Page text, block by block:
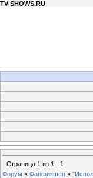
TV-SHOWS.RU
Страница 1 из 1
1
Форум » Фанфикшен »